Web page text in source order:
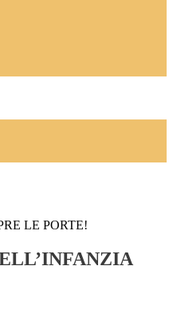
LE PORTE!